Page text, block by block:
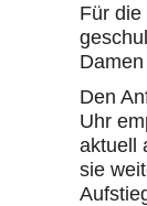
Für die
Damen
Den
Uhr
aktuell
sie